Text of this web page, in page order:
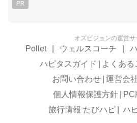
PR
オズビジョンの運営サ
Pollet ウェルスコーチ
ハピタスガイド
よくある
お問い合わせ 運営会
個人情報保護方針
PC
旅行情報 たびハピ
ハ